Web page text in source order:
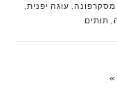
מסקרפונה, עוגה יפנית,
, תותים